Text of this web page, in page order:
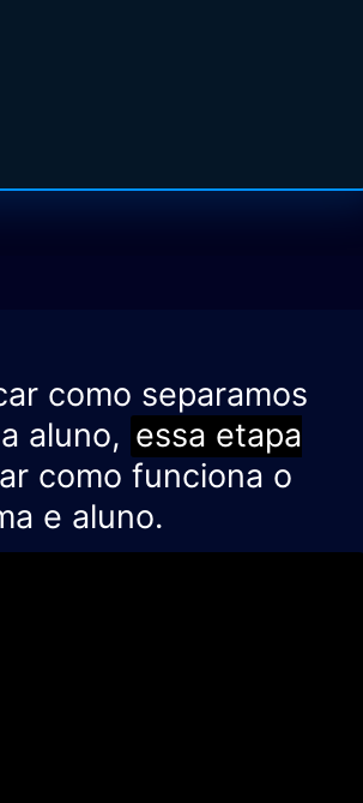
como separamos
aluno, essa etapa
como funciona o
e aluno.